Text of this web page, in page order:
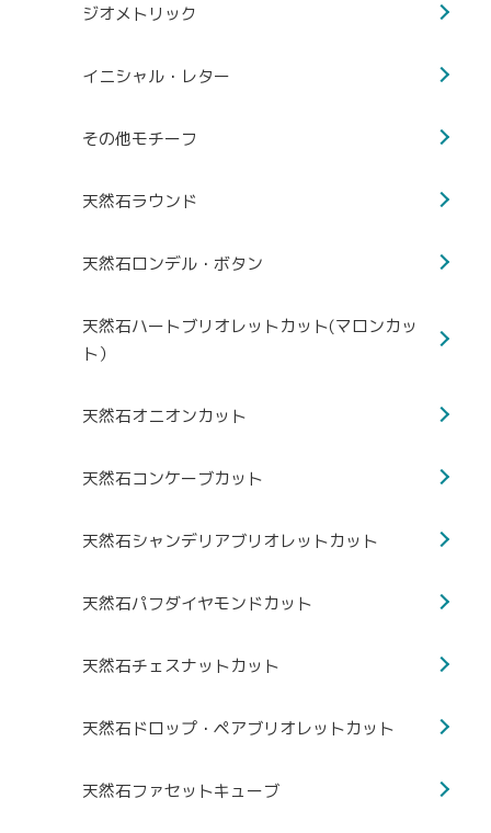
ジオメトリック
イニシャル・レター
その他モチーフ
天然石ラウンド
天然石ロンデル・ボタン
天然石ハートブリオレットカット(マロンカッ
ト）
天然石オニオンカット
天然石コンケーブカット
天然石シャンデリアブリオレットカット
天然石パフダイヤモンドカット
天然石チェスナットカット
天然石ドロップ・ペアブリオレットカット
天然石ファセットキューブ